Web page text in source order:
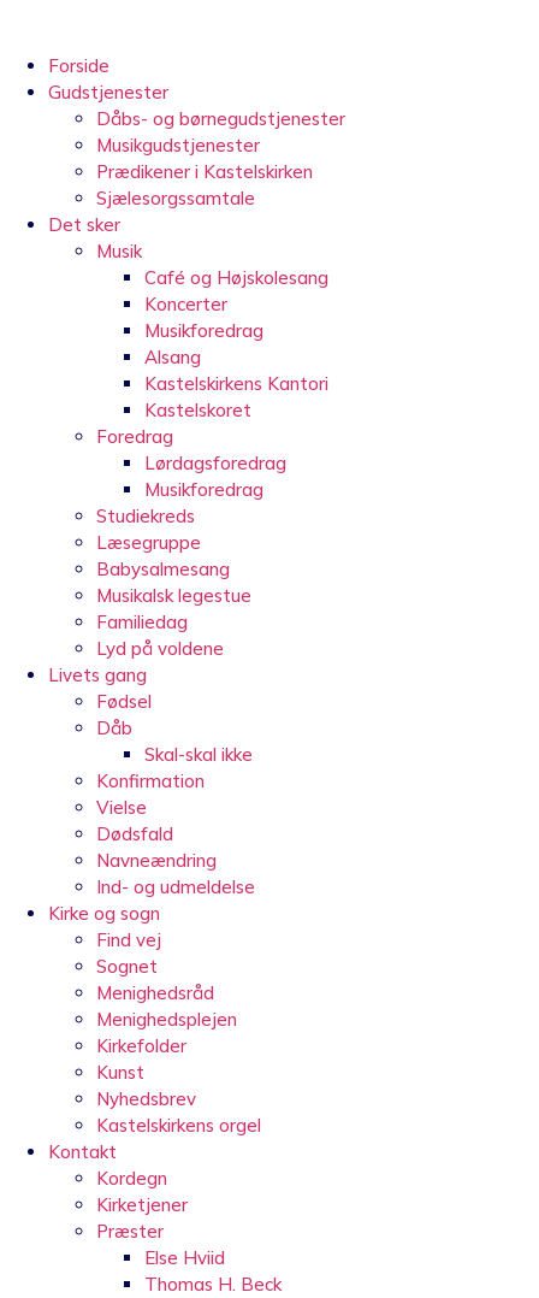
indholdForside
Gudstjenester
Dåbs- og børnegudstjenester
Musikgudstjenester
Prædikener i Kastelskirken
Sjælesorgssamtale
Det sker
Musik
Café og Højskolesang
Koncerter
Musikforedrag
Alsang
Kastelskirkens Kantori
Kastelskoret
Foredrag
Lørdagsforedrag
Musikforedrag
Studiekreds
Læsegruppe
Babysalmesang
Musikalsk legestue
Familiedag
Lyd på voldene
Livets gang
Fødsel
Dåb
Skal-skal ikke
Konfirmation
Vielse
Dødsfald
Navneændring
Ind- og udmeldelse
Kirke og sogn
Find vej
Sognet
Menighedsråd
Menighedsplejen
Kirkefolder
Kunst
Nyhedsbrev
Kastelskirkens orgel
Kontakt
Kordegn
Kirketjener
Præster
Else Hviid
Thomas H. Beck